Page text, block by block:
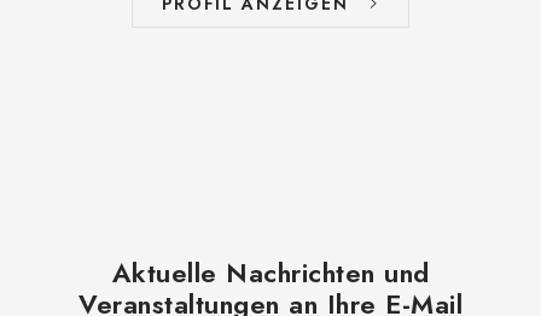
Aktuelle Nachrichten und
Veranstaltungen an Ihre E-Mail